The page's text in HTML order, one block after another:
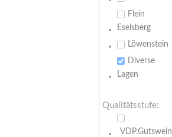
Flein
Eselsberg
Löwenstein
Diverse
Lagen
Qualitätsstufe:
VDP.Gutswein